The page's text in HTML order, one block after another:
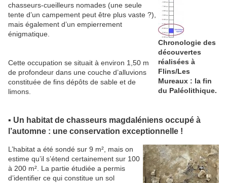
Chronologie des
découvertes
réalisées à
Flins/Les
Mureaux : la fin
du Paléolithique.
chasseurs-cueilleurs nomades (une seule
tente d’un campement peut être plus vaste ?),
mais également d’un empierrement
énigmatique.
Cette occupation se situait à environ 1,50 m
de profondeur dans une couche d’alluvions
constituée de fins dépôts de sable et de
limons.
▪ Un habitat de chasseurs magdaléniens occupé à
l’automne : une conservation exceptionnelle !
L’habitat a été sondé sur 9 m², mais on
estime qu’il s’étend certainement sur 100
à 200 m². La partie étudiée a permis
d’identifier ce qui constitue un sol